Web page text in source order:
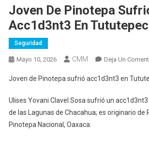
Joven De Pinotepa
Acc1d3nt3 En Tututepec
Seguridad
Mayo 10, 2026 CMM Deja Un
Joven de Pinotepa sufrió acc1d3nt3 en
Ulises Yovani Clavel Sosa sufrió un
de las Lagunas de Chacahua; es originario de
Pinotepa Nacional, Oaxaca.